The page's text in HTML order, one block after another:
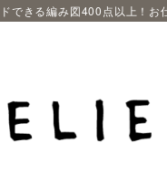
きる編み図400点以上！お